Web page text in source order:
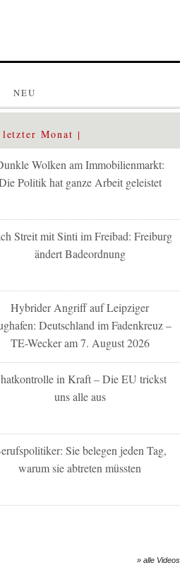
NEU
letzter Monat
Wolken am Immobilienmarkt:
Politik hat ganze Arbeit geleistet
Streit mit Sinti im Freibad: Freiburg
ändert Badeordnung
Hybrider Angriff auf Leipziger
Deutschland im Fadenkreuz –
TE-Wecker am 7. August 2026
in Kraft – Die EU trickst
uns alle aus
Sie belegen jeden Tag,
warum sie abtreten müssten
» alle Videos